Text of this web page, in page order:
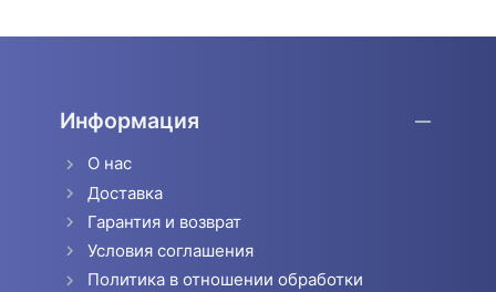
Информация
О нас
Доставка
Гарантия и возврат
Условия соглашения
Политика в отношении обработки